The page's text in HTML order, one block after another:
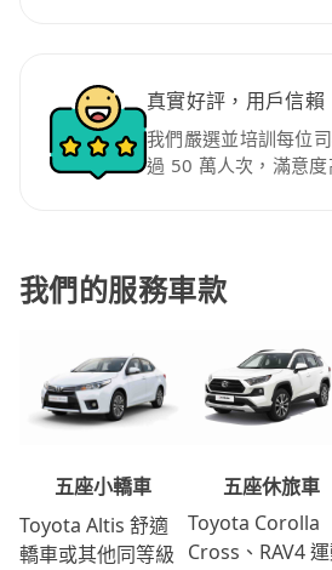
真實好評，用戶信賴
我們嚴選並培訓每位
過 50 萬人次，滿意度
我們的服務車款
五座小轎車
Toyota Altis 舒適
轎車或其他同等級
五座休旅車
Toyota Corolla
Cross、RAV4